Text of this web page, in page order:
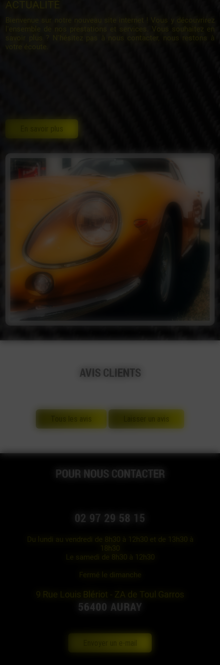
Bienvenue sur notre nouveau site internet ! Vous y découvrirez
AVIS CLIENTS
POUR NOUS CONTACTER
02 97 29 58 15
Du lundi au vendredi de 8h30 à 12h30 et de 13h30 à
Le samedi de 8h30 à 12h30
9 Rue Louis Blériot - ZA de Toul Garros
56400 AURAY